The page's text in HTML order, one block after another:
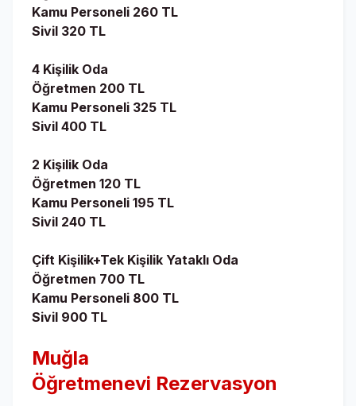
Kamu Personeli 260 TL
Sivil 320 TL
4 Kişilik Oda
Öğretmen 200 TL
Kamu Personeli 325 TL
Sivil 400 TL
2 Kişilik Oda
Öğretmen 120 TL
Kamu Personeli 195 TL
Sivil 240 TL
Çift Kişilik+Tek Kişilik Yataklı Oda
Öğretmen 700 TL
Kamu Personeli 800 TL
Sivil 900 TL
Muğla
Öğretmenevi Rezervasyon